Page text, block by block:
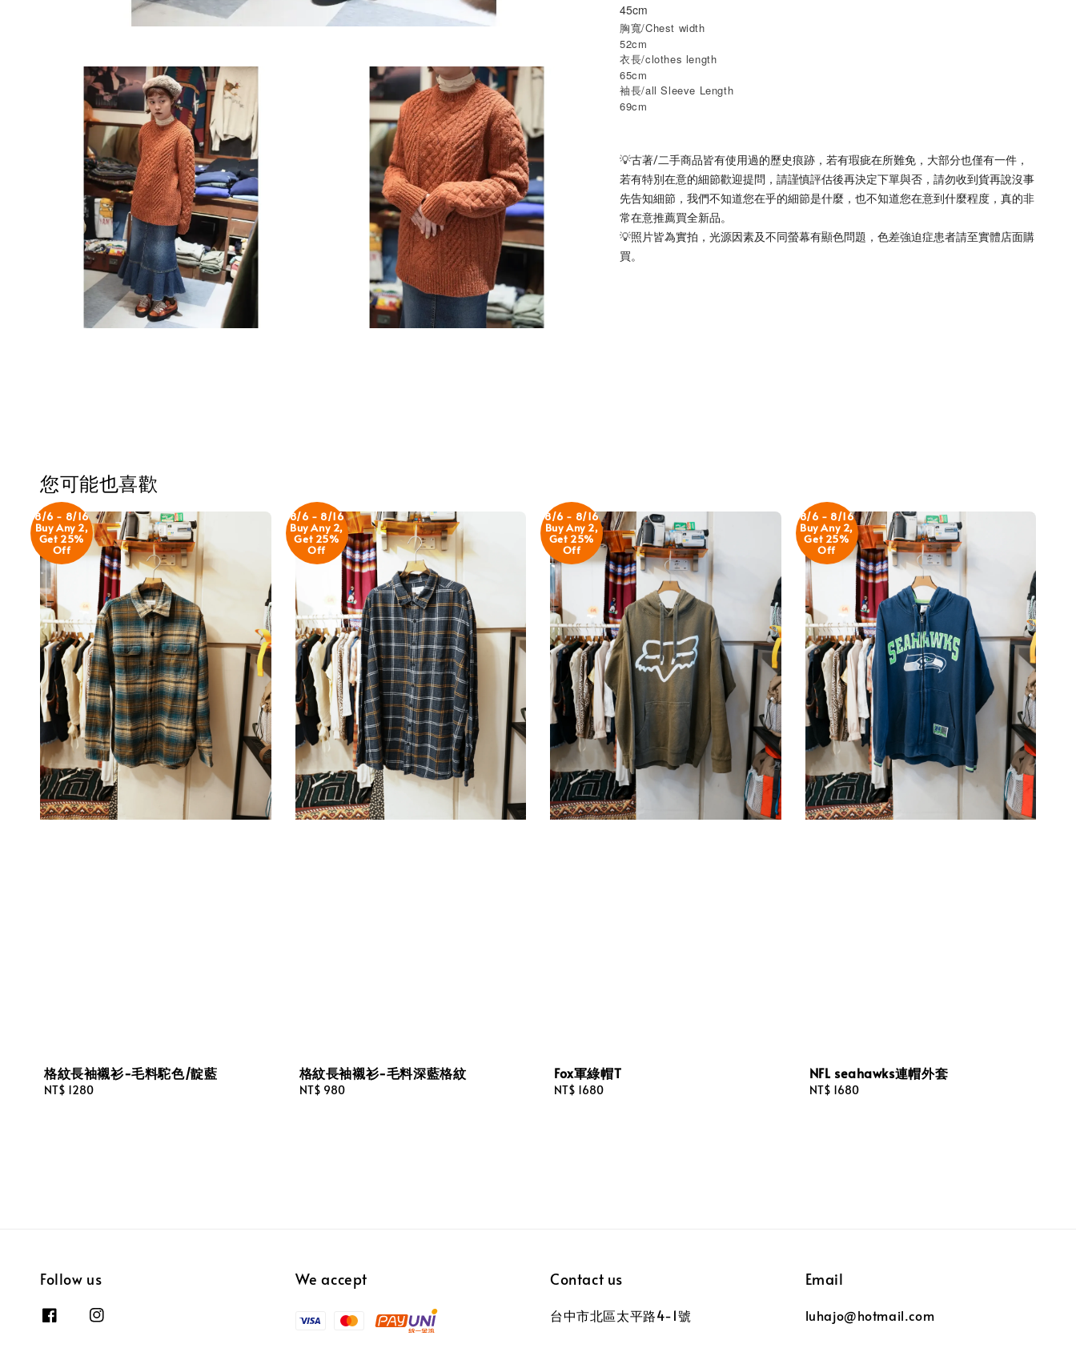
45cm
胸寬/Chest width
52cm
衣長/clothes length
65cm
袖長/all Sleeve Length
69cm
💡古著/二手商品皆有使用過的歷史痕跡，若有瑕疵在所難免，大部分也僅有一件，
若有特別在意的細節歡迎提問，請謹慎評估後再決定下單與否，請勿收到貨再說沒事
先告知細節，我們不知道您在乎的細節是什麼，也不知道您在意到什麼程度，真的非
常在意推薦買全新品。
💡照片皆為實拍，光源因素及不同螢幕有顯色問題，色差強迫症患者請至實體店面購
買。
您可能也喜歡
8/6 - 8/16
Buy Any 2,
Get 25%
Off
格紋長袖襯衫-毛料駝色/靛藍
Regular
NT$ 1280
8/6 - 8/16
Buy Any 2,
Get 25%
Off
格紋長袖襯衫-毛料深藍格紋
Regular
NT$ 980
8/6 - 8/16
Buy Any 2,
Get 25%
Off
Fox軍綠帽T
Regular
NT$ 1680
8/6 - 8/16
Buy Any 2,
Get 25%
Off
NFL seahawks連帽外套
Regular
NT$ 1680
Follow us We accept Contact us
台中市北區太平路4-1號
Email
luhajo@hotmail.com